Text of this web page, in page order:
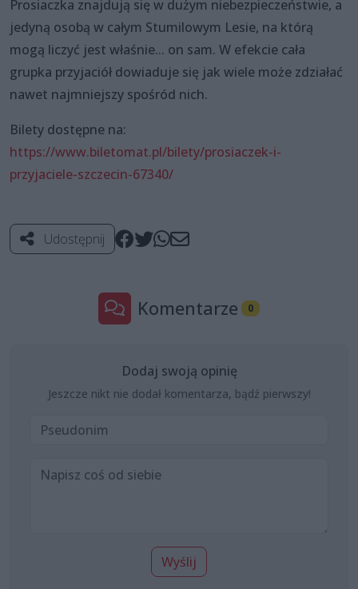
Prosiaczka znajdują się w dużym niebezpieczeństwie, a
jedyną osobą w całym Stumilowym Lesie, na którą
mogą liczyć jest właśnie... on sam. W efekcie cała
grupka przyjaciół dowiaduje się jak wiele może zdziałać
nawet najmniejszy spośród nich.
Bilety dostępne na:
https://www.biletomat.pl/bilety/prosiaczek-i-
przyjaciele-szczecin-67340/
Udostępnij
Komentarze 0
Dodaj swoją opinię
Jeszcze nikt nie dodał komentarza, bądź pierwszy!
Wyślij